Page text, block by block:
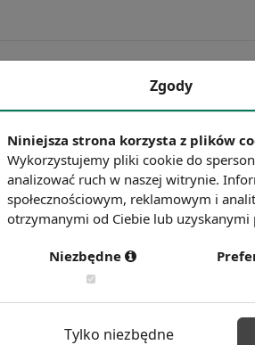
przedsiębiorstwach
pracy - daleka droga do Europy
rynku pracy – wzór do
– szanse na rynku pracy
Zgody
Niniejsza strona korzysta z plików
Wykorzystujemy pliki cookie do
analizować ruch w naszej witrynie.
społecznościowym, reklamowym i
otrzymanymi od Ciebie lub uzyskanymi
Niezbędne
Tylko niezbędne